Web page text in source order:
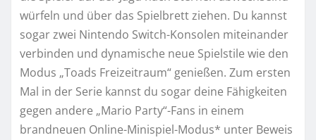
würfeln und über das Spielbrett ziehen. Du kannst
sogar zwei Nintendo Switch-Konsolen miteinander
verbinden und dynamische neue Spielstile wie den
Modus „Toads Freizeitraum“ genießen. Zum ersten
Mal in der Serie kannst du sogar deine Fähigkeiten
gegen andere „Mario Party“-Fans in einem
brandneuen Online-Minispiel-Modus* unter Beweis